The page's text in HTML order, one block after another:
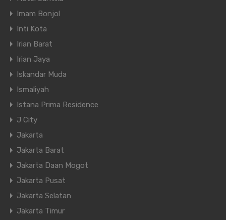
Imam Bonjol
Inti Kota
Irian Barat
Irian Jaya
Iskandar Muda
Ismaliyah
Istana Prima Residence
J City
Jakarta
Jakarta Barat
Jakarta Daan Mogot
Jakarta Pusat
Jakarta Selatan
Jakarta Timur